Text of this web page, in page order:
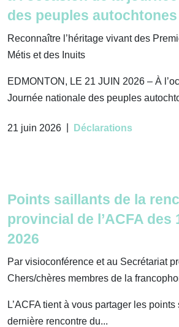
des peuples autochtones
Reconnaître l’héritage vivant des
Métis et des Inuits
EDMONTON, LE 21 JUIN 2026 – À
Journée nationale des peuples
21 juin 2026 Déclarations
Points saillants de la
provincial de l’ACFA des
2026
Par visioconférence et au Secrétariat
Chers/chères membres de la
L’ACFA tient à vous partager les
dernière rencontre du...